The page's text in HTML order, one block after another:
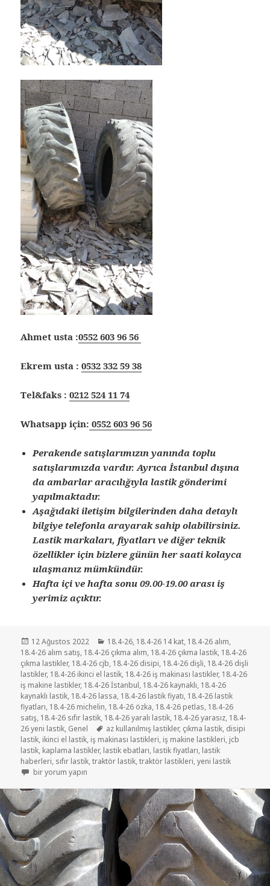
Ahmet usta :0552 603 96 56
Ekrem usta :0532 332 59 38
Tel&faks :0212 524 11 74
Whatsapp için: 0552 603 96 56
Perakende satışlarımızın yanında toplu
satışlarımızda vardır. Ayrıca İstanbul dışına
da ambarlar aracılığıyla lastik gönderimi
yapılmaktadır.
Aşağıdaki iletişim bilgilerinden daha detaylı
bilgiye telefonla arayarak sahip olabilirsiniz.
Lastik markaları, fiyatları ve diğer teknik
özellikler için bizlere günün her saati kolayca
ulaşmanız mümkündür.
Hafta içi ve hafta sonu 09.00-19.00 arası iş
yerimiz açıktır.
Yayın
tarihi
12 Ağustos 2022 Kategoriler
18.4-26, 18.4-26 14 kat, 18.4-26 alım,
18.4-26 alım satış, 18.4-26 çıkma alım, 18.4-26 çıkma lastik, 18.4-26
çıkma lastikler, 18.4-26 cjb, 18.4-26 disipi, 18.4-26 dişli, 18.4-26 dişli
lastikler, 18.4-26 ikinci el lastik, 18.4-26 iş makinası lastikler, 18.4-26
iş makine lastikler, 18.4-26 İstanbul, 18.4-26 kaynaklı, 18.4-26
kaynaklı lastik, 18.4-26 lassa, 18.4-26 lastik fiyatı, 18.4-26 lastik
fiyatları, 18.4-26 michelin, 18.4-26 özka, 18.4-26 petlas, 18.4-26
satış, 18.4-26 sıfır lastik, 18.4-26 yaralı lastik, 18.4-26 yarasız, 18.4-
26 yeni lastik, Genel Etiketler
az kullanılmış lastikler, çıkma lastik, disipi
lastik, ikinci el lastik, iş makinası lastikleri, iş makine lastikleri, jcb
lastik, kaplama lastikler, lastik ebatları, lastik fiyatları, lastik
haberleri, sıfır lastik,traktör lastik,traktör lastikleri,yeni lastik
18.4-26 için
bir yorum yapın